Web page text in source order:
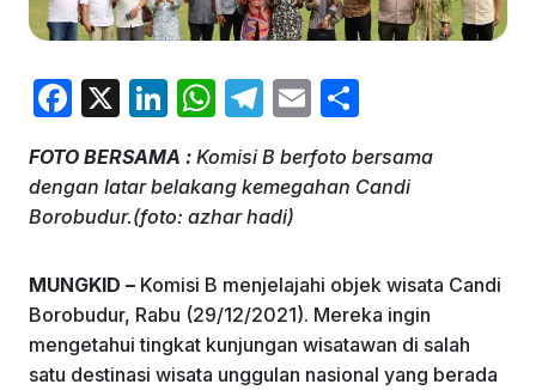
F
c
e
o
o
k
X
Li
k
e
n
W
at
s
p
p
T
e
gr
m
E
ai ar
FOTO BERSAMA : Komisi B berfoto bersama
dengan latar belakang kemegahan Candi
Borobudur.(foto: azhar hadi)
MUNGKID – Komisi B menjelajahi objek wisata Candi
Borobudur, Rabu (29/12/2021). Mereka ingin
mengetahui tingkat kunjungan wisatawan di salah
satu destinasi wisata unggulan nasional yang berada